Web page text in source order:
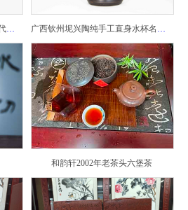
创艺文化和韵坭兴钦州60—80年代坭兴陶老壶——玉奎壶 广西钦州坭兴陶纯手工直身水杯名家陶瓷大师紫砂建水紫陶
和韵轩2002年老茶头六堡茶